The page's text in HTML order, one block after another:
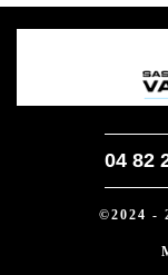
04 82
©2024 -